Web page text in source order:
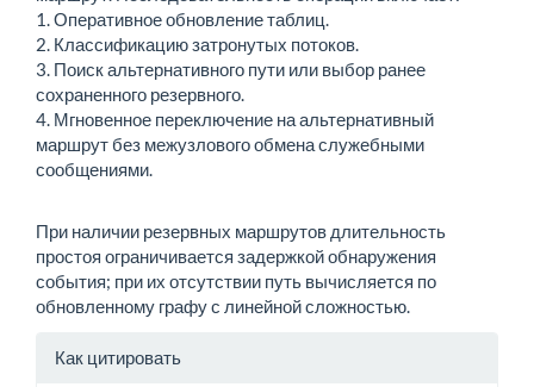
1. Оперативное обновление таблиц.
2. Классификацию затронутых потоков.
3. Поиск альтернативного пути или выбор ранее
сохраненного резервного.
4. Мгновенное переключение на альтернативный
маршрут без межузлового обмена служебными
сообщениями.
При наличии резервных маршрутов длительность
простоя ограничивается задержкой обнаружения
события; при их отсутствии путь вычисляется по
обновленному графу с линейной сложностью.
Информация
Как цитировать